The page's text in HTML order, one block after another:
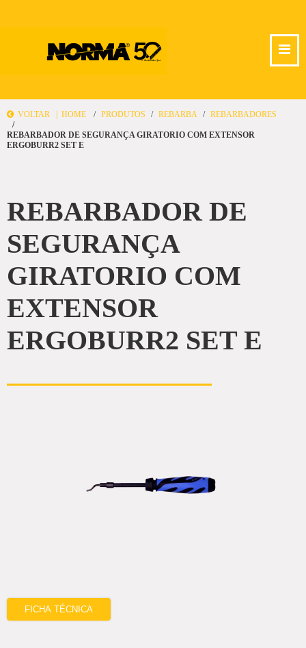
VOLTAR | HOME PRODUTOS REBARBA REBARBADORES
REBARBADOR DE SEGURANÇA GIRATORIO COM EXTENSOR
ERGOBURR2 SET E
REBARBADOR DE
SEGURANÇA
GIRATORIO COM
EXTENSOR
ERGOBURR2 SET E
FICHA TÉCNICA